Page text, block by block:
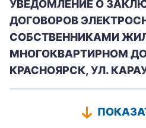
УВЕДОМЛЕНИЕ О
ДОГОВОРОВ
СОБСТВЕННИКАМИ
МНОГОКВАРТИРНОМ
КРАСНОЯРСК, УЛ.